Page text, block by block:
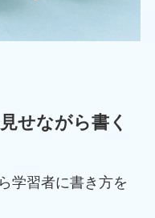
せながら書く
学習者に書き方を